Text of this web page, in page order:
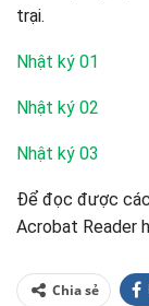
trại.
Nhật ký 01
Nhật ký 02
Nhật ký 03
Để đọc được
Acrobat Reader
Chia sẻ